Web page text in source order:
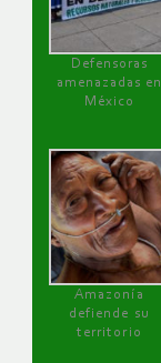
Defensoras
amenazadas en
México
Amazonía
defiende su
territorio